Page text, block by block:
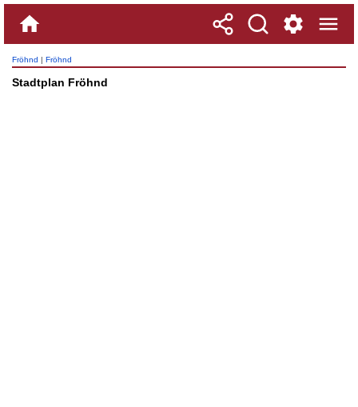
Fröhnd | Fröhnd
Stadtplan Fröhnd